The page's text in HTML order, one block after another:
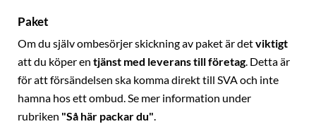
Paket
Om du själv ombesörjer skickning av paket är detviktigt
att du köper en tjänst med leverans till företag. Detta är
för att försändelsen ska komma direkt till SVA och inte
hamna hos ett ombud. Se mer information under
rubriken "Så här packar du".